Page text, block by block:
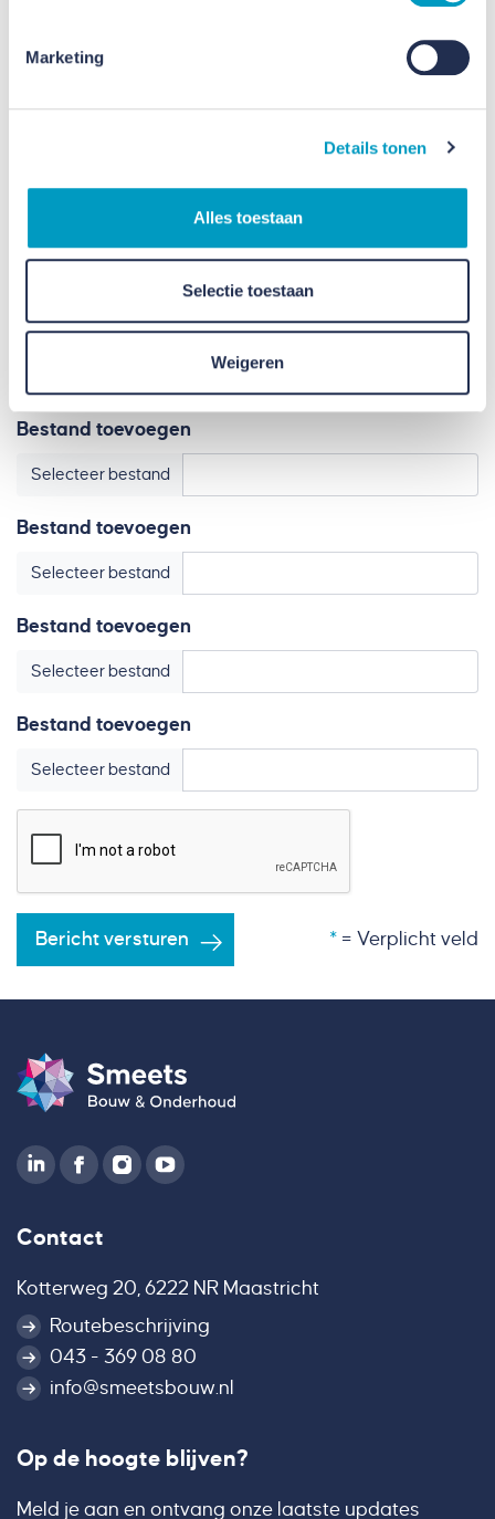
Marketing
Details tonen
Alles toestaan
Selectie toestaan
Weigeren
Bestand toevoegen
Bestand toevoegen
Selecteer bestand
Bestand toevoegen
Selecteer bestand
Bestand toevoegen
Selecteer bestand
Bestand toevoegen
Selecteer bestand
Bericht versturen = Verplicht veld
Contact
Kotterweg 20, 6222 NR Maastricht
Routebeschrijving
043 - 369 08 80
info@smeetsbouw.nl
Op de hoogte blijven?
Meld je aan en ontvang onze laatste updates